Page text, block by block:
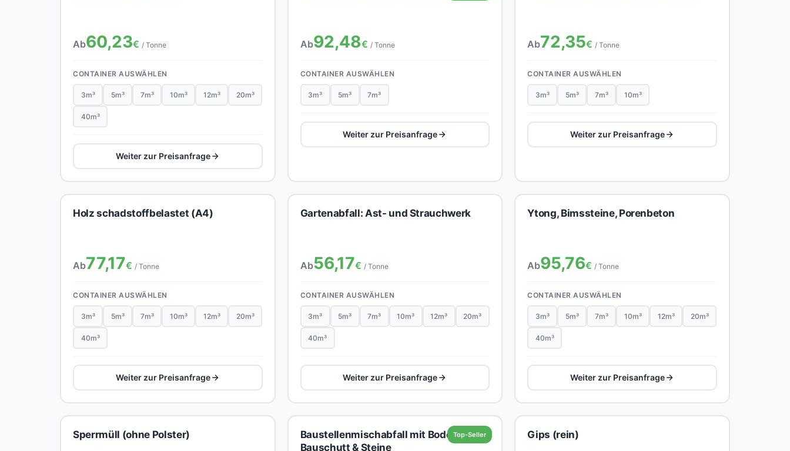
Ab60,23€ / Tonne
CONTAINER AUSWÄHLEN
3m³ 5m³ 7m³ 10m³ 12m³ 20m³
40m³
Weiter zur Preisanfrage
Ab92,48€ / Tonne
CONTAINER AUSWÄHLEN
3m³ 5m³ 7m³
Weiter zur Preisanfrage
Ab72,35€ / Tonne
CONTAINER AUSWÄHLEN
3m³ 5m³ 7m³ 10m³
Weiter zur Preisanfrage
Holz schadstoffbelastet (A4)
Ab77,17€ / Tonne
CONTAINER AUSWÄHLEN
3m³ 5m³ 7m³ 10m³ 12m³ 20m³
40m³
Weiter zur Preisanfrage
Gartenabfall: Ast- und Strauchwerk
Ab56,17€ / Tonne
CONTAINER AUSWÄHLEN
3m³ 5m³ 7m³ 10m³ 12m³ 20m³
40m³
Weiter zur Preisanfrage
Ytong, Bimssteine, Porenbeton
Ab95,76€ / Tonne
CONTAINER AUSWÄHLEN
3m³ 5m³ 7m³ 10m³ 12m³ 20m³
40m³
Weiter zur Preisanfrage
Sperrmüll (ohne Polster) Top-Seller
Baustellenmischabfall mit Boden,
Bauschutt & Steine
Gips (rein)